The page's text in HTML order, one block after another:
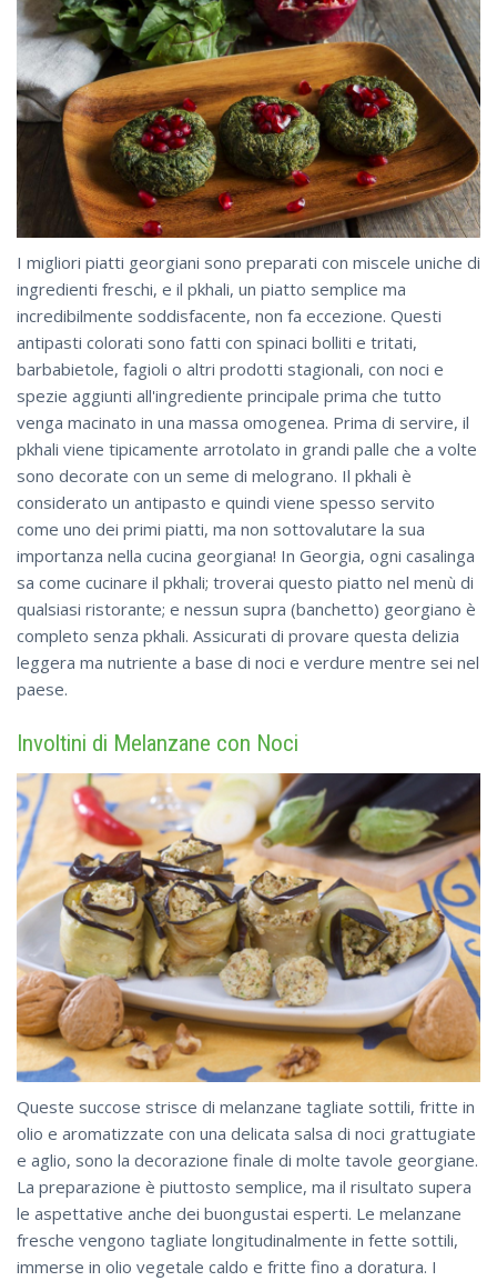
I migliori piatti georgiani sono preparati con miscele uniche di
ingredienti freschi, e il pkhali, un piatto semplice ma
incredibilmente soddisfacente, non fa eccezione. Questi
antipasti colorati sono fatti con spinaci bolliti e tritati,
barbabietole, fagioli o altri prodotti stagionali, con noci e
spezie aggiunti all'ingrediente principale prima che tutto
venga macinato in una massa omogenea. Prima di servire, il
pkhali viene tipicamente arrotolato in grandi palle che a volte
sono decorate con un seme di melograno. Il pkhali è
considerato un antipasto e quindi viene spesso servito
come uno dei primi piatti, ma non sottovalutare la sua
importanza nella cucina georgiana! In Georgia, ogni casalinga
sa come cucinare il pkhali; troverai questo piatto nel menù di
qualsiasi ristorante; e nessun supra (banchetto) georgiano è
completo senza pkhali. Assicurati di provare questa delizia
leggera ma nutriente a base di noci e verdure mentre sei nel
paese.
Involtini di Melanzane con Noci
Queste succose strisce di melanzane tagliate sottili, fritte in
olio e aromatizzate con una delicata salsa di noci grattugiate
e aglio, sono la decorazione finale di molte tavole georgiane.
La preparazione è piuttosto semplice, ma il risultato supera
le aspettative anche dei buongustai esperti. Le melanzane
fresche vengono tagliate longitudinalmente in fette sottili,
immerse in olio vegetale caldo e fritte fino a doratura. I